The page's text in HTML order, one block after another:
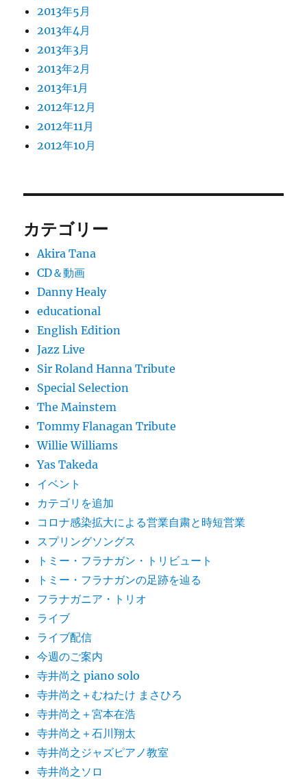
2013年5月
2013年4月
2013年3月
2013年2月
2013年1月
2012年12月
2012年11月
2012年10月
カテゴリー
Akira Tana
CD＆動画
Danny Healy
educational
English Edition
Jazz Live
Sir Roland Hanna Tribute
Special Selection
The Mainstem
Tommy Flanagan Tribute
Willie Williams
Yas Takeda
イベント
カテゴリを追加
コロナ感染拡大による営業自粛と時短営業
スプリングソングス
トミー・フラナガン・トリビュート
トミー・フラナガンの足跡を辿る
フラナガニア・トリオ
ライブ
ライブ配信
今週のご案内
寺井尚之 piano solo
寺井尚之＋むねたけ まさひろ
寺井尚之＋宮本在浩
寺井尚之＋石川翔太
寺井尚之ジャズピアノ教室
寺井尚之ソロ